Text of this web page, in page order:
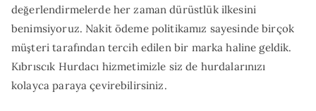
değerlendirmelerde her zaman dürüstlük ilkesini
benimsiyoruz. Nakit ödeme politikamız sayesinde birçok
müşteri tarafından tercih edilen bir marka haline geldik.
Kıbrıscık Hurdacı hizmetimizle siz de hurdalarınızı
kolayca paraya çevirebilirsiniz.